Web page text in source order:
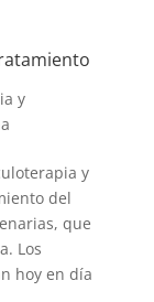
y
y
del
que
Los
hoy en día